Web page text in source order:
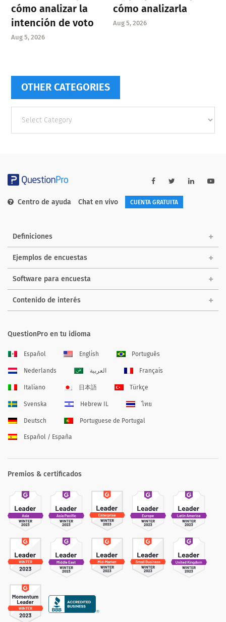
cómo analizar la
intención de voto
Aug 5, 2026
cómo analizarla
Aug 5, 2026
OTHER CATEGORIES
categories
Centro de ayuda Chat en vivo CUENTA GRATUITA
Definiciones
Ejemplos de encuestas
Software para encuesta
Contenido de interés
QuestionPro en tu idioma
Español English Português
Nederlands العربية Français
Italiano 日本語 Türkçe
Svenska Hebrew IL ไทย
Deutsch Portuguese de Portugal
Español / España
Premios & certificados